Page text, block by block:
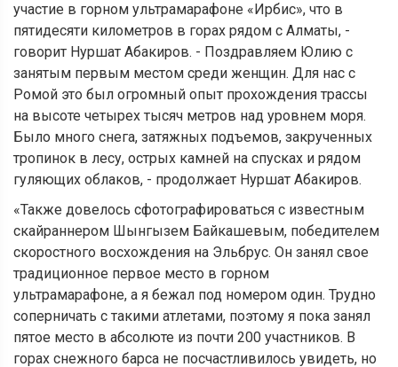
участие в горном ультрамарафоне «Ирбис», что в
пятидесяти километров в горах рядом с Алматы, -
говорит Нуршат Абакиров. - Поздравляем Юлию с
занятым первым местом среди женщин. Для нас с
Ромой это был огромный опыт прохождения трассы
на высоте четырех тысяч метров над уровнем моря.
Было много снега, затяжных подъемов, закрученных
тропинок в лесу, острых камней на спусках и рядом
гуляющих облаков, - продолжает Нуршат Абакиров.
«Также довелось сфотографироваться с известным
скайраннером Шынгызем Байкашевым, победителем
скоростного восхождения на Эльбрус. Он занял свое
традиционное первое место в горном
ультрамарафоне, а я бежал под номером один. Трудно
соперничать с такими атлетами, поэтому я пока занял
пятое место в абсолюте из почти 200 участников. В
горах снежного барса не посчастливилось увидеть, но